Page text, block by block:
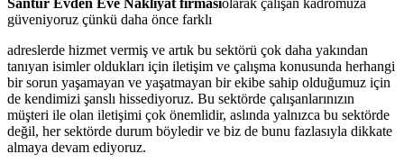
Santur Evden Eve Nakliyat firmasıolarak çalışan kadromuza
güveniyoruz çünkü daha önce farklı
adreslerde hizmet vermiş ve artık bu sektörü çok daha yakından
tanıyan isimler oldukları için iletişim ve çalışma konusunda herhangi
bir sorun yaşamayan ve yaşatmayan bir ekibe sahip olduğumuz için
de kendimizi şanslı hissediyoruz. Bu sektörde çalışanlarınızın
müşteri ile olan iletişimi çok önemlidir, aslında yalnızca bu sektörde
değil, her sektörde durum böyledir ve biz de bunu fazlasıyla dikkate
almaya devam ediyoruz.